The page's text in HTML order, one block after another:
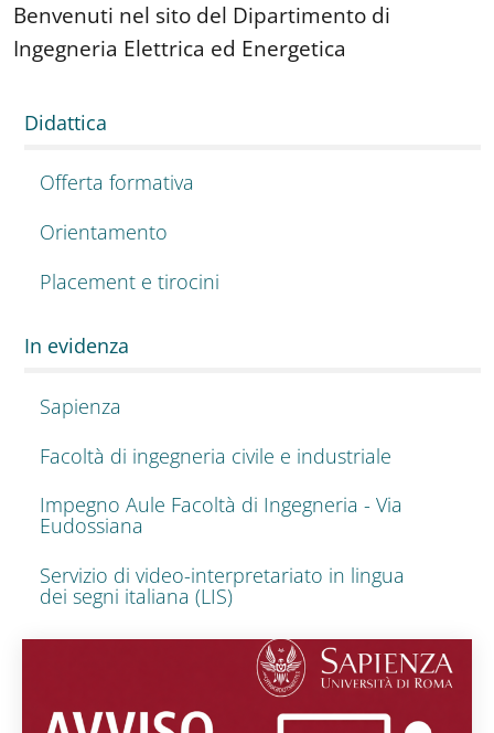
Benvenuti nel sito del Dipartimento di
Ingegneria Elettrica ed Energetica
Didattica
Offerta formativa
Orientamento
Placement e tirocini
In evidenza
Sapienza
Facoltà di ingegneria civile e industriale
Impegno Aule Facoltà di Ingegneria - Via
Eudossiana
Servizio di video-interpretariato in lingua
dei segni italiana (LIS)